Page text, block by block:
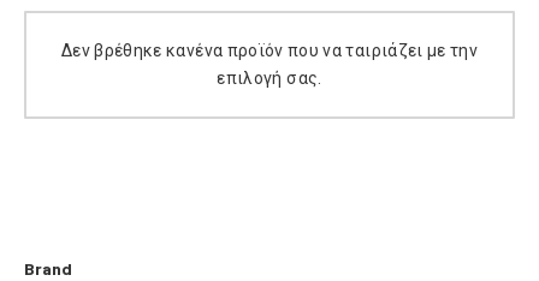
Α
Ρ
Ε
Brand
Δεν βρέθηκε κανένα προϊόν που να ταιριάζει με την
επιλογή σας.